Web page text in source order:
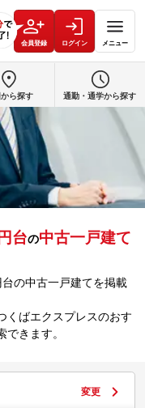
会員登録 ログイン メニュー
台の中古一戸建て
の中古一戸建てを掲載
くばエクスプレスのおす
きます。
変更
ら探す 通勤・通学から探す